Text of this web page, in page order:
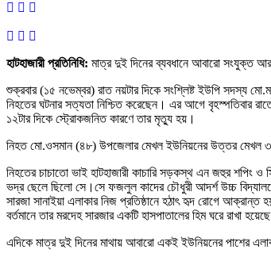
হাটহাজারী প্রতিনিধি: মাত্র দুই দিনের ব্যবধানে আবারো সংযুক্ত
শুক্রবার (১৫ নভেম্বর) রাত নয়টার দিকে সংশ্লিষ্ট ইউপি সদস্য
নিহতের ঘটনার সত্যতা নিশ্চিত করেছেন। এর আগে বৃহস্পতিবার
১২টার দিকে স্ট্রোকজনিত কারণে তার মৃত্যু হয়।
নিহত মো.ওসমান (৪৮) উপজেলার মেখল ইউনিয়নের উত্তর মেখল
নিহতের চাচাতো ভাই হাটহাজারী কাচারি সড়কস্থ এন জহুর শপিং ও
ভদ্র ছেলে ছিলো সে।সে ফজলুল কাদের চৌধুরী আদর্শ উচ্চ
সারজা সানাইয়া এলাকার নিজ প্রতিষ্ঠানে হঠাৎ হৃদ রোগে
বর্তমানে তার মরদেহ সারজার একটি হাসপাতালের হিম ঘরে রাখা
এদিকে মাত্র দুই দিনের মাথায় আবারো একই ইউনিয়নের পাশের